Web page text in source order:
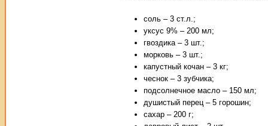
соль – 3 ст.л.;
уксус 9% – 200 мл;
гвоздика – 3 шт.;
морковь – 3 шт.;
капустный кочан – 3 кг;
чеснок – 3 зубчика;
подсолнечное масло – 150 мл;
душистый перец – 5 горошин;
сахар – 200 г;